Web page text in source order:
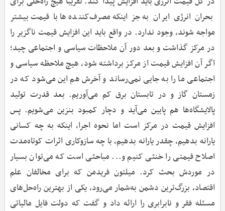
بحران انرژی ایران به جز اینکه مصرف‌کننده‌ها با قیمت بیشتر
مواجه شوند، وجود ندارد. در واقع باید این افزایش قیمت ناگزیر را
در مرکز گذاشت و بعد دور آن ملاحظات سیاسی و اجتماعی چید؛
اگر آن افزایش قیمت از مرکز برداشته شود، هیچ ملاحظه سیاسی و
اجتماعی ما را به جایی نمی‌رساند و آخرش هم این می‌شود که در
زمستان گاز و در تابستان برق کم می‌آوریم. بعد قدرت تولید
پالایشگاه‌ها هم پایین می‌آید و دچار کمبود بنزین می‌شویم. پس
افزایش قیمت در مرکز است اما نحوه اجرا، اینکه به چه کسانی
یارانه بدهیم، چقدر یارانه بدهیم، با چه سازوکاری اثرات کوتاه‌مدت
اصلاح قیمتی را خنثی کنیم و... مباحثی است که می‌توان بسیار
در موردش بحث کرد. میلتون فریدمن که برای مخالفان علم
اقتصاد، بزرگ‌ترین دشمن به‌شمار می‌رود، یکی از بهترین راه‌حل‌های
مسئله فقر و نابرابری را ارائه داد و گفت که دولت فایل مالیاتی